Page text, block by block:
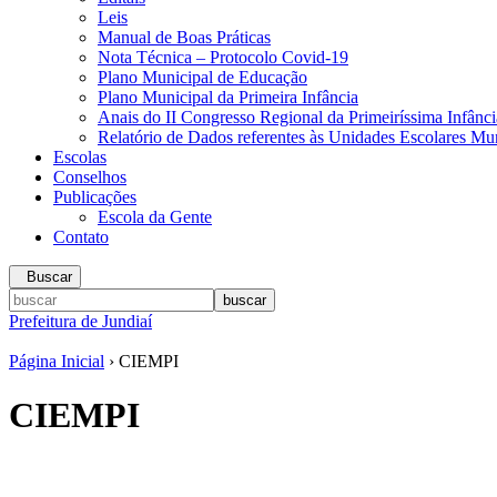
Leis
Manual de Boas Práticas
Nota Técnica – Protocolo Covid-19
Plano Municipal de Educação
Plano Municipal da Primeira Infância
Anais do II Congresso Regional da Primeiríssima
Relatório de Dados referentes às Unidades Escolares
Escolas
Conselhos
Publicações
Escola da Gente
Contato
Buscar
Prefeitura de Jundiaí
Página Inicial › CIEMPI
CIEMPI